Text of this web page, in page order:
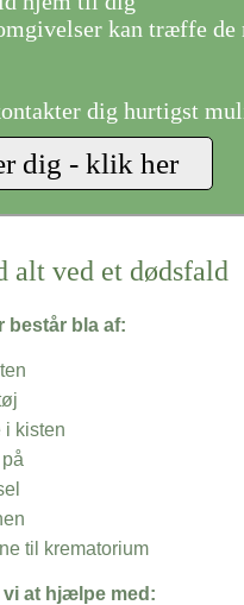
kan træffe de
dig hurtigst
ved et dødsfald
består bla af:
kisten
til krematorium
at hjælpe med: